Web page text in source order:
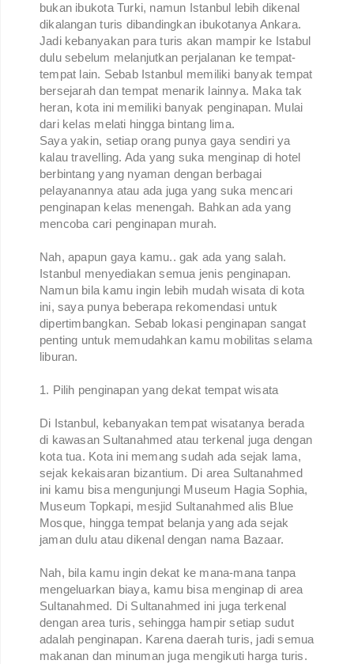
bukan ibukota Turki, namun Istanbul lebih dikenal
dikalangan turis dibandingkan ibukotanya Ankara.
Jadi kebanyakan para turis akan mampir ke Istabul
dulu sebelum melanjutkan perjalanan ke tempat-
tempat lain. Sebab Istanbul memiliki banyak tempat
bersejarah dan tempat menarik lainnya. Maka tak
heran, kota ini memiliki banyak penginapan. Mulai
dari kelas melati hingga bintang lima.
Saya yakin, setiap orang punya gaya sendiri ya
kalau travelling. Ada yang suka menginap di hotel
berbintang yang nyaman dengan berbagai
pelayanannya atau ada juga yang suka mencari
penginapan kelas menengah. Bahkan ada yang
mencoba cari penginapan murah.
Nah, apapun gaya kamu.. gak ada yang salah.
Istanbul menyediakan semua jenis penginapan.
Namun bila kamu ingin lebih mudah wisata di kota
ini, saya punya beberapa rekomendasi untuk
dipertimbangkan. Sebab lokasi penginapan sangat
penting untuk memudahkan kamu mobilitas selama
liburan.
1. Pilih penginapan yang dekat tempat wisata
Di Istanbul, kebanyakan tempat wisatanya berada
di kawasan Sultanahmed atau terkenal juga dengan
kota tua. Kota ini memang sudah ada sejak lama,
sejak kekaisaran bizantium. Di area Sultanahmed
ini kamu bisa mengunjungi Museum Hagia Sophia,
Museum Topkapi, mesjid Sultanahmed alis Blue
Mosque, hingga tempat belanja yang ada sejak
jaman dulu atau dikenal dengan nama Bazaar.
Nah, bila kamu ingin dekat ke mana-mana tanpa
mengeluarkan biaya, kamu bisa menginap di area
Sultanahmed. Di Sultanahmed ini juga terkenal
dengan area turis, sehingga hampir setiap sudut
adalah penginapan. Karena daerah turis, jadi semua
makanan dan minuman juga mengikuti harga turis.